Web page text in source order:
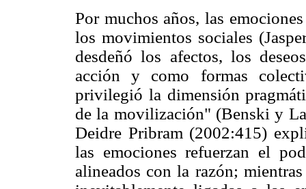
Por muchos años, las
los movimientos sociales
desdeñó los afectos, los
acción y como formas
privilegió la dimensión
de la movilización" (Benski y
Deidre Pribram (2002:415)
las emociones refuerzan el
alineados con la razón;